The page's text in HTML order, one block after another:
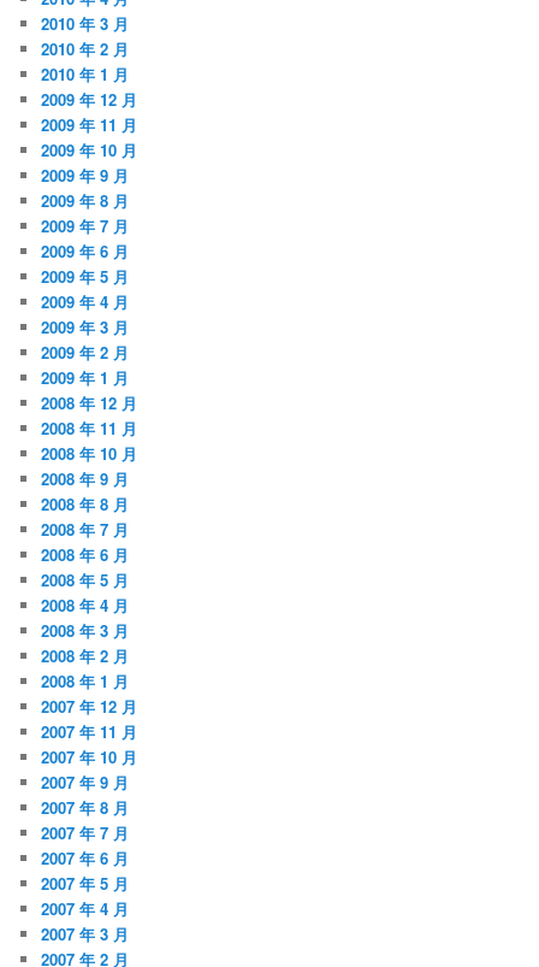
2010 年 3 月
2010 年 2 月
2010 年 1 月
2009 年 12 月
2009 年 11 月
2009 年 10 月
2009 年 9 月
2009 年 8 月
2009 年 7 月
2009 年 6 月
2009 年 5 月
2009 年 4 月
2009 年 3 月
2009 年 2 月
2009 年 1 月
2008 年 12 月
2008 年 11 月
2008 年 10 月
2008 年 9 月
2008 年 8 月
2008 年 7 月
2008 年 6 月
2008 年 5 月
2008 年 4 月
2008 年 3 月
2008 年 2 月
2008 年 1 月
2007 年 12 月
2007 年 11 月
2007 年 10 月
2007 年 9 月
2007 年 8 月
2007 年 7 月
2007 年 6 月
2007 年 5 月
2007 年 4 月
2007 年 3 月
2007 年 2 月